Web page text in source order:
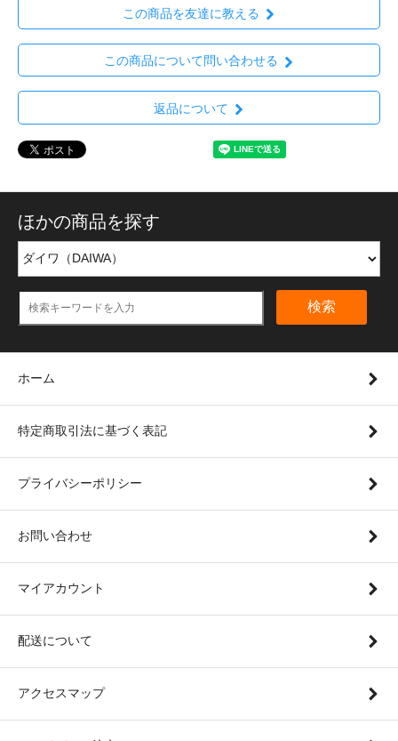
この商品を友達に教える
この商品について問い合わせる
返品について
ほかの商品を探す
検索
ホーム
特定商取引法に基づく表記
プライバシーポリシー
お問い合わせ
マイアカウント
配送について
アクセスマップ